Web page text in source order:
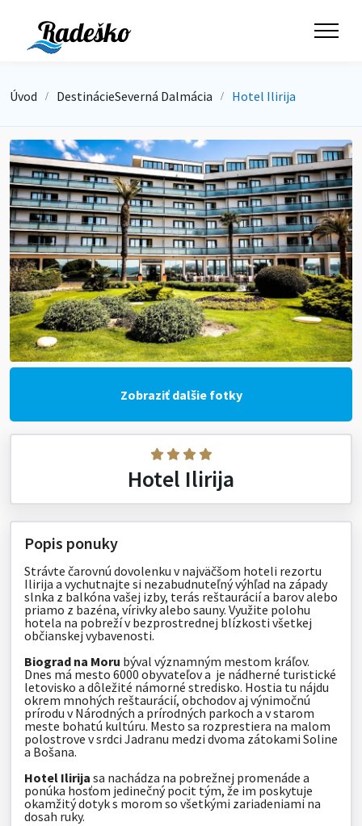
Úvod DestinácieSeverná Dalmácia Hotel Ilirija
Zobraziť dalšie fotky
Hotel Ilirija
Popis ponuky
Strávte čarovnú dovolenku v najväčšom hoteli rezortu
Ilirija a vychutnajte si nezabudnuteľný výhľad na západy
slnka z balkóna vašej izby, terás reštaurácií a barov alebo
priamo z bazéna, vírivky alebo sauny. Využite polohu
hotela na pobreží v bezprostrednej blízkosti všetkej
občianskej vybavenosti.
Biograd na Moru býval významným mestom kráľov.
Dnes má mesto 6000 obyvateľov a je nádherné turistické
letovisko a dôležité námorné stredisko. Hostia tu nájdu
okrem mnohých reštaurácií, obchodov aj výnimočnú
prírodu v Národných a prírodných parkoch a v starom
meste bohatú kultúru. Mesto sa rozprestiera na malom
polostrove v srdci Jadranu medzi dvoma zátokami Soline
a Bošana.
Hotel Ilirija sa nachádza na pobrežnej promenáde a
ponúka hosťom jedinečný pocit tým, že im poskytuje
okamžitý dotyk s morom so všetkými zariadeniami na
dosah ruky.